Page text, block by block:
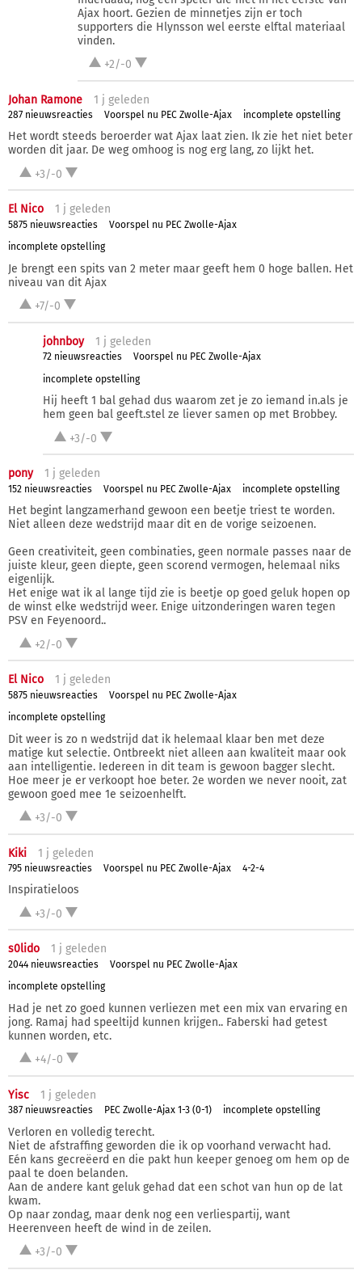
Ajax hoort. Gezien de minnetjes zijn er toch
supporters die Hlynsson wel eerste elftal materiaal
vinden.
+2/-0
Johan Ramone 1 j geleden
287 nieuwsreacties Voorspel nu PEC Zwolle-Ajax incomplete opstelling
Het wordt steeds beroerder wat Ajax laat zien. Ik zie het niet beter
worden dit jaar. De weg omhoog is nog erg lang, zo lijkt het.
+3/-0
El Nico 1 j geleden
5875 nieuwsreacties
Voorspel nu PEC Zwolle-Ajax
incomplete opstelling
Je brengt een spits van 2 meter maar geeft hem 0 hoge ballen. Het
niveau van dit Ajax
+7/-0
johnboy 1 j geleden
72 nieuwsreacties
Voorspel nu PEC Zwolle-Ajax
incomplete opstelling
Hij heeft 1 bal gehad dus waarom zet je zo iemand in.als je
hem geen bal geeft.stel ze liever samen op met Brobbey.
+3/-0
pony 1 j geleden
152 nieuwsreacties Voorspel nu PEC Zwolle-Ajax incomplete opstelling
Het begint langzamerhand gewoon een beetje triest te worden.
Niet alleen deze wedstrijd maar dit en de vorige seizoenen.
Geen creativiteit, geen combinaties, geen normale passes naar de
juiste kleur, geen diepte, geen scorend vermogen, helemaal niks
eigenlijk.
Het enige wat ik al lange tijd zie is beetje op goed geluk hopen op
de winst elke wedstrijd weer. Enige uitzonderingen waren tegen
PSV en Feyenoord..
+2/-0
El Nico 1 j geleden
5875 nieuwsreacties
Voorspel nu PEC Zwolle-Ajax
incomplete opstelling
Dit weer is zo n wedstrijd dat ik helemaal klaar ben met deze
matige kut selectie. Ontbreekt niet alleen aan kwaliteit maar ook
aan intelligentie. Iedereen in dit team is gewoon bagger slecht.
Hoe meer je er verkoopt hoe beter. 2e worden we never nooit, zat
gewoon goed mee 1e seizoenhelft.
+3/-0
Kiki 1 j geleden
795 nieuwsreacties Voorspel nu PEC Zwolle-Ajax 4-2-4
Inspiratieloos
+3/-0
s0lido 1 j geleden
2044 nieuwsreacties
Voorspel nu PEC Zwolle-Ajax
incomplete opstelling
Had je net zo goed kunnen verliezen met een mix van ervaring en
jong. Ramaj had speeltijd kunnen krijgen.. Faberski had getest
kunnen worden, etc.
+4/-0
Yisc 1 j geleden
387 nieuwsreacties PEC Zwolle-Ajax 1-3 (0-1) incomplete opstelling
Verloren en volledig terecht.
Niet de afstraffing geworden die ik op voorhand verwacht had.
Eén kans gecreëerd en die pakt hun keeper genoeg om hem op de
paal te doen belanden.
Aan de andere kant geluk gehad dat een schot van hun op de lat
kwam.
Op naar zondag, maar denk nog een verliespartij, want
Heerenveen heeft de wind in de zeilen.
+3/-0